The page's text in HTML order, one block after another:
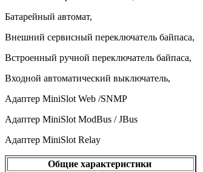
Батарейный автомат,
Внешний сервисный переключатель байпаса,
Встроенный ручной переключатель байпаса,
Входной автоматический выключатель,
Адаптер MiniSlot Web /SNMP
Адаптер MiniSlot ModBus / JBus
Адаптер MiniSlot Relay
Общие характеристики